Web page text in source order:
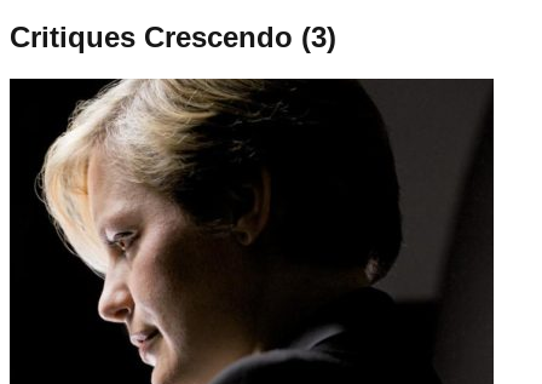
Critiques Crescendo (3)